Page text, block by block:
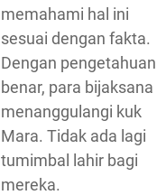
memahami hal ini
sesuai dengan fakta.
Dengan pengetahuan
benar, para bijaksana
menanggulangi kuk
Mara. Tidak ada lagi
tumimbal lahir bagi
mereka.